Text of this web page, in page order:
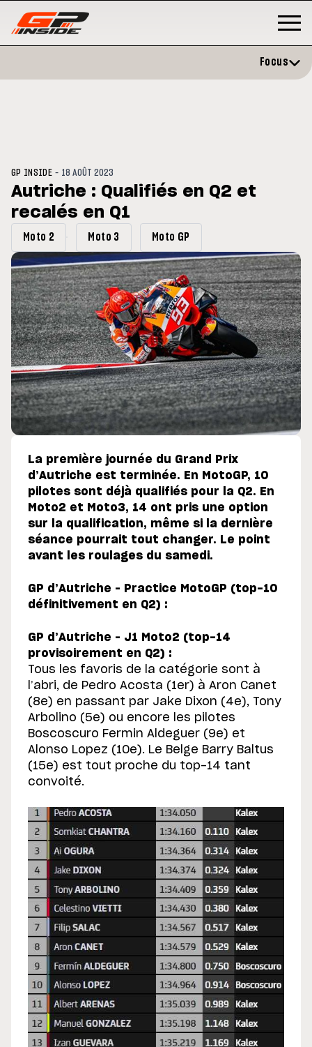
septembre
Focus
GP INSIDE - 18 AOÛT 2023
Autriche : Qualifiés en Q2 et
recalés en Q1
Moto 2 Moto 3 Moto GP
La première journée du Grand Prix
d’Autriche est terminée. En MotoGP, 10
pilotes sont déjà qualifiés pour la Q2. En
Moto2 et Moto3, 14 ont pris une option
sur la qualification, même si la dernière
séance pourrait tout changer. Le point
avant les roulages du samedi.
GP d’Autriche – Practice MotoGP (top-10
définitivement en Q2) :
GP d’Autriche – J1 Moto2 (top-14
provisoirement en Q2) :
Tous les favoris de la catégorie sont à
l’abri, de Pedro Acosta (1er) à Aron Canet
(8e) en passant par Jake Dixon (4e), Tony
Arbolino (5e) ou encore les pilotes
Boscoscuro Fermin Aldeguer (9e) et
Alonso Lopez (10e). Le Belge Barry Baltus
(15e) est tout proche du top-14 tant
convoité.